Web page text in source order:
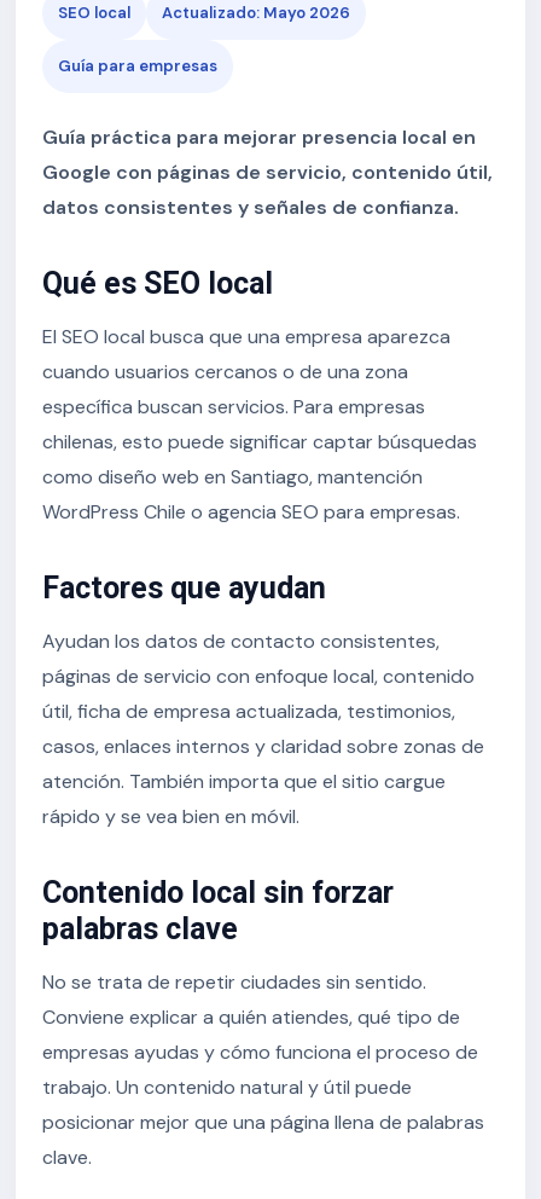
SEO local Actualizado: Mayo 2026
Guía para empresas
Guía práctica para mejorar presencia local en
Google con páginas de servicio, contenido útil,
datos consistentes y señales de confianza.
Qué es SEO local
El SEO local busca que una empresa aparezca
cuando usuarios cercanos o de una zona
específica buscan servicios. Para empresas
chilenas, esto puede significar captar búsquedas
como diseño web en Santiago, mantención
WordPress Chile o agencia SEO para empresas.
Factores que ayudan
Ayudan los datos de contacto consistentes,
páginas de servicio con enfoque local, contenido
útil, ficha de empresa actualizada, testimonios,
casos, enlaces internos y claridad sobre zonas de
atención. También importa que el sitio cargue
rápido y se vea bien en móvil.
Contenido local sin forzar
palabras clave
No se trata de repetir ciudades sin sentido.
Conviene explicar a quién atiendes, qué tipo de
empresas ayudas y cómo funciona el proceso de
trabajo. Un contenido natural y útil puede
posicionar mejor que una página llena de palabras
clave.